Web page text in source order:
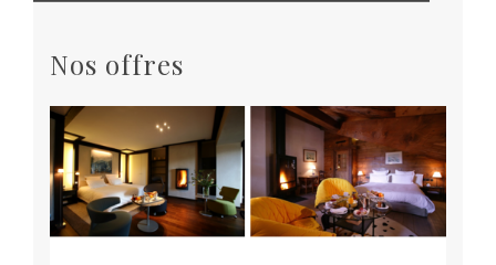
Nos offres